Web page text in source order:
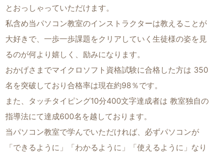
とおっしゃっていただけます。
私含め当パソコン教室のインストラクターは教えることが
大好きで、一歩一歩課題をクリアしていく生徒様の姿を見
るのが何より嬉しく、励みになります。
おかげさまでマイクロソフト資格試験に合格した方は 350
名を突破しており合格率は現在約98％です。
また、タッチタイピング10分400文字達成者は 教室独自の
指導法にて達成600名を越しております。
当パソコン教室で学んでいただければ、必ずパソコンが
「できるように」「わかるように」「使えるように」なり